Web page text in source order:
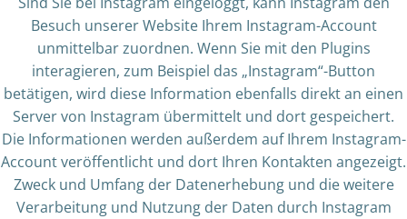
Besuch unserer Website Ihrem Instagram-Account
unmittelbar zuordnen. Wenn Sie mit den Plugins
interagieren, zum Beispiel das „Instagram“-Button
betätigen, wird diese Information ebenfalls direkt an einen
Server von Instagram übermittelt und dort gespeichert.
Die Informationen werden außerdem auf Ihrem Instagram-
Account veröffentlicht und dort Ihren Kontakten angezeigt.
Zweck und Umfang der Datenerhebung und die weitere
Verarbeitung und Nutzung der Daten durch Instagram